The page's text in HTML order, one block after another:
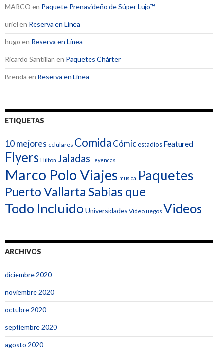
MARCO en Paquete Prenavideño de Súper Lujo™
uriel en Reserva en Línea
hugo en Reserva en Línea
Ricardo Santillan en Paquetes Chárter
Brenda en Reserva en Línea
ETIQUETAS
10 mejores celulares Comida Cómicestadios Featured
Flyers Hilton Jaladas Leyendas
Marco Polo Viajes musica Paquetes
Puerto Vallarta Sabías que
Todo Incluido Universidades Videojuegos Videos
ARCHIVOS
diciembre 2020
noviembre 2020
octubre 2020
septiembre 2020
agosto 2020